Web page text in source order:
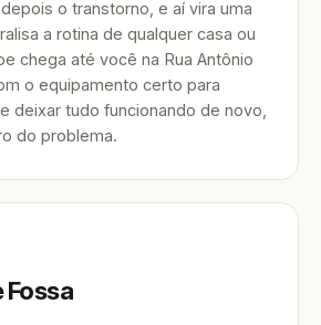
o transtorno, e aí vira uma
a rotina de qualquer casa ou
chega até você na Rua Antônio
o equipamento certo para
deixar tudo funcionando de novo,
do problema.
Fossa